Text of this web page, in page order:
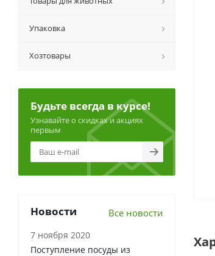
Упаковка
Хозтовары
Будьте всегда в курсе!
Узнавайте о скидках и акциях
первым
Новости Все новости
7 ноября 2020
Поступление посуды из